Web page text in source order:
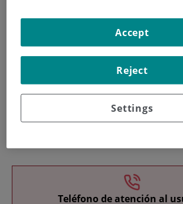
Investigación
Teléfono de atención al
Settings
Reject
Accept